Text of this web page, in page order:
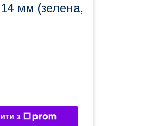
мм (зелена,
з